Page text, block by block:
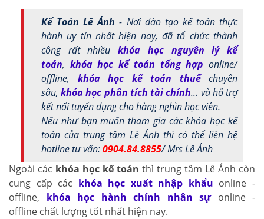
Kế Toán Lê Ánh - Nơi đào tạo kế toán thực
hành uy tín nhất hiện nay, đã tổ chức thành
công rất nhiềukhóa học nguyên lý kế
toán, khóa học kế toán tổng hợp online/
offline, khóa học kế toán thuếchuyên
sâu,khóa học phân tích tài chính... và hỗ trợ
kết nối tuyển dụng cho hàng nghìn học viên.
Nếu như bạn muốn tham gia các khóa học kế
toán của trung tâm Lê Ánh thì có thể liên hệ
hotline tư vấn:0904.84.8855/ Mrs Lê Ánh
Ngoài các khóa học kế toán thì trung tâm Lê Ánh còn
cung cấp các khóa học xuất nhập khẩu online -
offline, khóa học hành chính nhân sựonline -
offline chất lượng tốt nhất hiện nay.